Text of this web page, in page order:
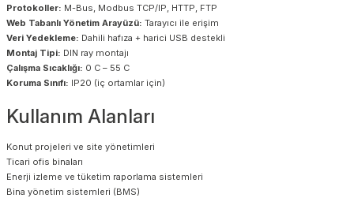
Protokoller: M-Bus, Modbus TCP/IP, HTTP, FTP
Web Tabanlı Yönetim Arayüzü: Tarayıcı ile erişim
Veri Yedekleme: Dahili hafıza + harici USB destekli
Montaj Tipi: DIN ray montajı
Çalışma Sıcaklığı: 0 C – 55 C
Koruma Sınıfı: IP20 (iç ortamlar için)
Kullanım Alanları
Konut projeleri ve site yönetimleri
Ticari ofis binaları
Enerji izleme ve tüketim raporlama sistemleri
Bina yönetim sistemleri (BMS)